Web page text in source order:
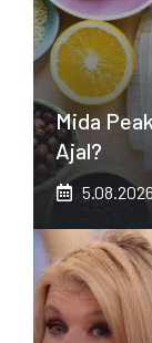
Mida
Ajal?
5.08.2026